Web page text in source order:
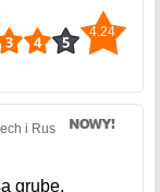
4.24
i Rus
grube.